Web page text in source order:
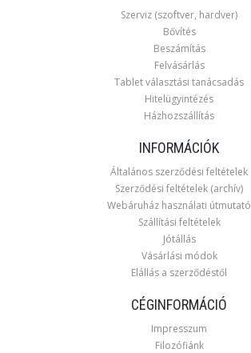
Szerviz (szoftver, hardver)
Bővítés
Beszámítás
Felvásárlás
Tablet választási tanácsadás
Hitelügyintézés
Házhozszállítás
INFORMÁCIÓK
Általános szerződési feltételek
Szerződési feltételek (archív)
Webáruház használati útmutató
Szállítási feltételek
Jótállás
Vásárlási módok
Elállás a szerződéstől
CÉGINFORMÁCIÓ
Impresszum
Filozófiánk